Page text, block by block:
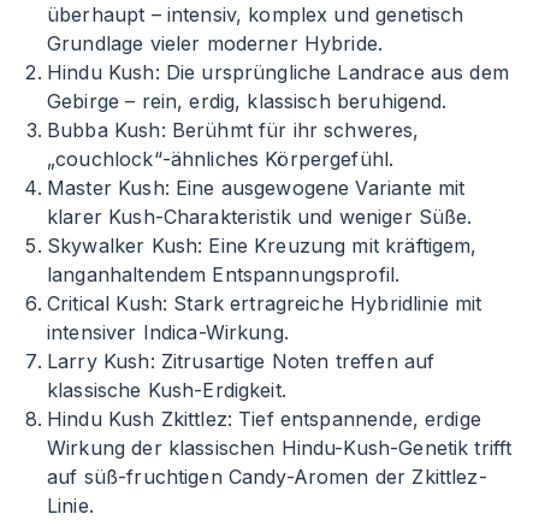
überhaupt – intensiv, komplex und genetisch
Grundlage vieler moderner Hybride.
Hindu Kush: Die ursprüngliche Landrace aus dem
Gebirge – rein, erdig, klassisch beruhigend.
Bubba Kush: Berühmt für ihr schweres,
„couchlock“-ähnliches Körpergefühl.
Master Kush: Eine ausgewogene Variante mit
klarer Kush-Charakteristik und weniger Süße.
Skywalker Kush: Eine Kreuzung mit kräftigem,
langanhaltendem Entspannungsprofil.
Critical Kush: Stark ertragreiche Hybridlinie mit
intensiver Indica-Wirkung.
Larry Kush: Zitrusartige Noten treffen auf
klassische Kush-Erdigkeit.
Hindu Kush Zkittlez: Tief entspannende, erdige
Wirkung der klassischen Hindu-Kush-Genetik trifft
auf süß-fruchtigen Candy-Aromen der Zkittlez-
Linie.